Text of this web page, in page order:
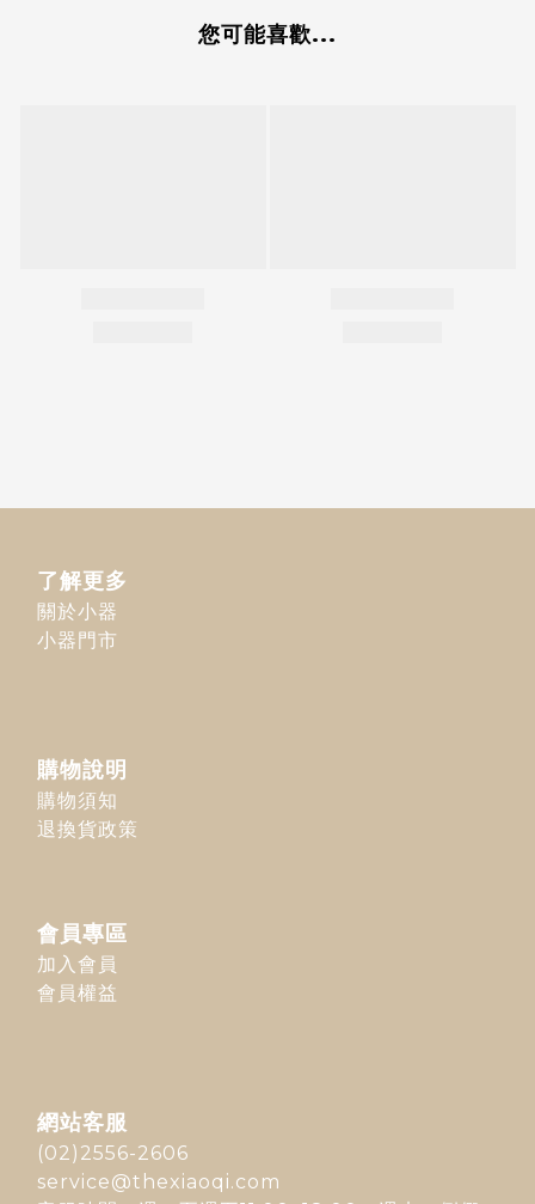
您可能喜歡...
了解更多
關於小器
小器門市
購物說明
購物須知
退換貨政策
會員專區
加入會員
會員權益
網站客服
(02)2556-2606
service@thexiaoqi.com